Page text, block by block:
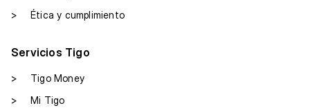
>
Ética y cumplimiento
Servicios Tigo
>
Tigo Money
>
Mi Tigo